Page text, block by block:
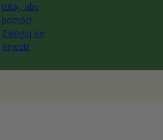
tutaj, aby
pomóc!
Zaloguj się
Rejestr